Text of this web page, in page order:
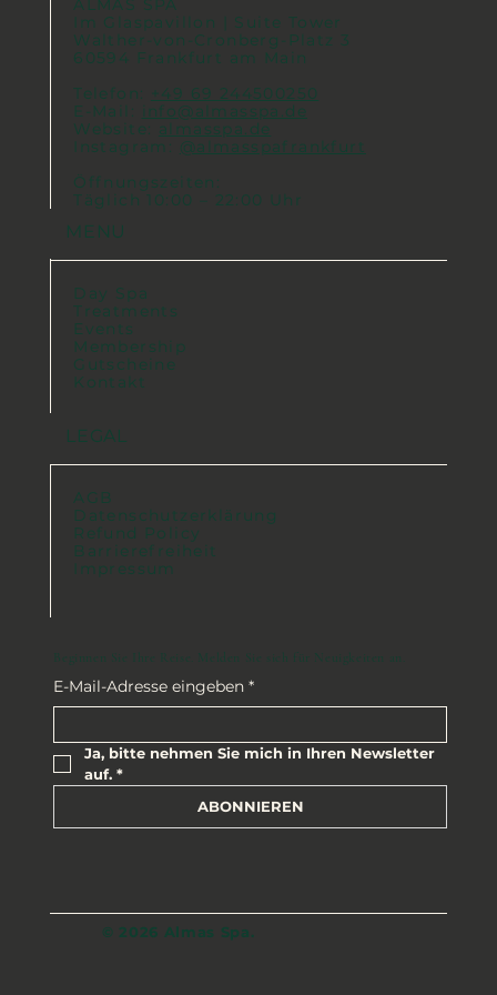
ALMAS SPA
Im Glaspavillon | Suite Tower
Walther-von-Cronberg-Platz 3
60594 Frankfurt am Main
Telefon:
+49 69 244500250
E-Mail: info@almasspa.de
Website: almasspa.de
Instagram: @almasspafrankfurt
Öffnungszeiten:
Täglich 10:00 – 22:00 Uhr
MENU
Day Spa
Treatments
Events
Membership
Gutscheine
Kontakt
LEGAL
AGB
Datenschutzerklärung
Refund Policy
Barrierefreiheit
Impressum
Beginnen Sie Ihre Reise. Melden Sie sich für Neuigkeiten an.
E-Mail-Adresse eingeben *
Ja, bitte nehmen Sie mich in Ihren Newsletter
auf. *
ABONNIEREN
© 2026 Almas Spa.